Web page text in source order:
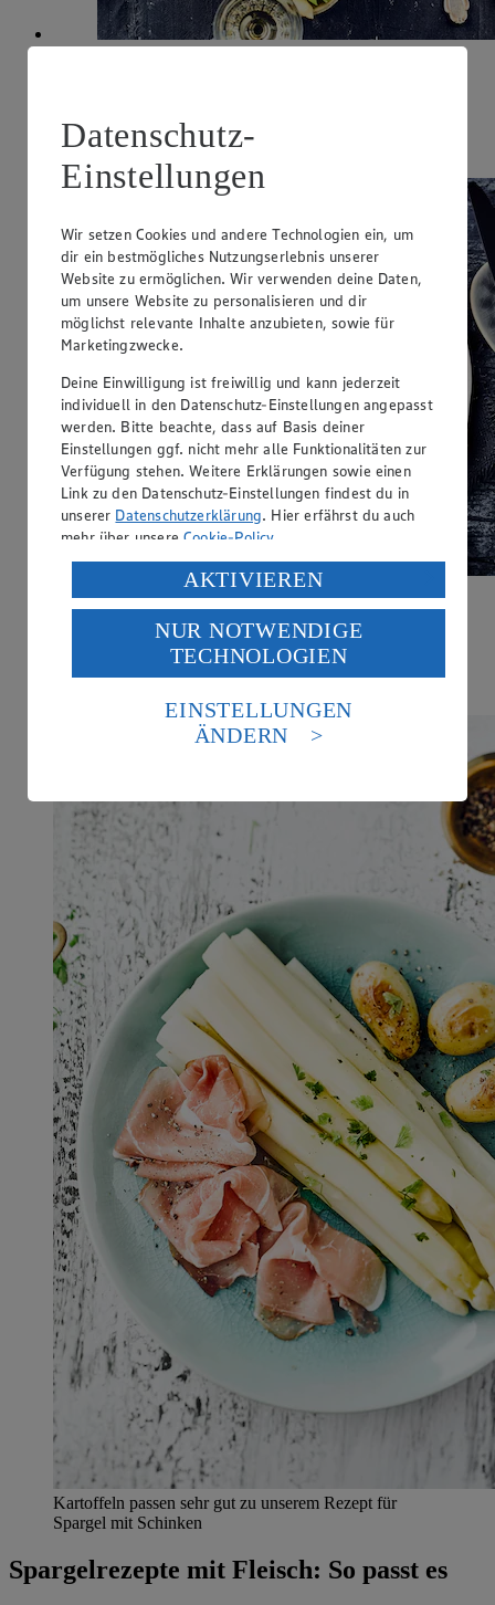
Zubereitungsdauer
45 min.
Spargel mit Filetsteak
Zubereitungsdauer
Kartoffeln passen sehr gut zu unserem Rezept für
Spargel mit Schinken
Spargelrezepte mit Fleisch: So passt es
Datenschutz-
Einstellungen
Wir setzen Cookies und andere Technologien ein, um
dir ein bestmögliches Nutzungserlebnis unserer
Website zu ermöglichen. Wir verwenden deine Daten,
um unsere Website zu personalisieren und dir
möglichst relevante Inhalte anzubieten, sowie für
Marketingzwecke.
Deine Einwilligung ist freiwillig und kann jederzeit
individuell in den Datenschutz-Einstellungen angepasst
werden. Bitte beachte, dass auf Basis deiner
Einstellungen ggf. nicht mehr alle Funktionalitäten zur
Verfügung stehen. Weitere Erklärungen sowie einen
Link zu den Datenschutz-Einstellungen findest du in
unserer Datenschutzerklärung. Hier erfährst du auch
mehr über unsereCookie-Policy.
Verarbeitung deiner personenbezogenen Daten in den
USA durch Facebook und YouTube:
Wenn du auf „Aktivieren“ klickst, willigst du im Sinne
des Art. 49 Abs. 1 Satz 1 lit. a) DSGVO ein, dass deine
Daten in den USA verarbeitet werden. Der EuGH sieht
die USA als Land mit einem nach europäischen
Standards nicht angemessenen Datenschutzniveau an.
Es besteht das Risiko eines Zugriffs durch US-
Informationen zum Herausgeber der Seite findest du
im Impressum
AKTIVIEREN
NUR NOTWENDIGE
TECHNOLOGIEN
EINSTELLUNGEN
ÄNDERN